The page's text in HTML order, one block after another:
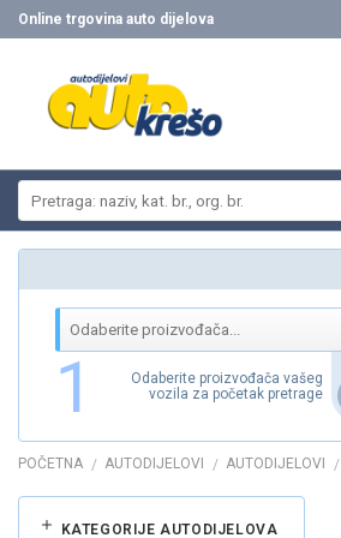
Skip
to
Online trgovina auto dijelova
1
Odaberite proizvođača vašeg
vozila za početak pretrage
POČETNA / AUTODIJELOVI / AUTODIJELOVI /
KATEGORIJE AUTODIJELOVA